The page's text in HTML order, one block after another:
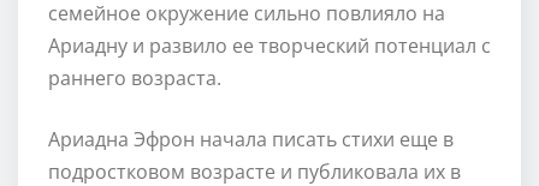
семейное окружение сильно повлияло на
Ариадну и развило ее творческий потенциал с
раннего возраста.
Ариадна Эфрон начала писать стихи еще в
подростковом возрасте и публиковала их в